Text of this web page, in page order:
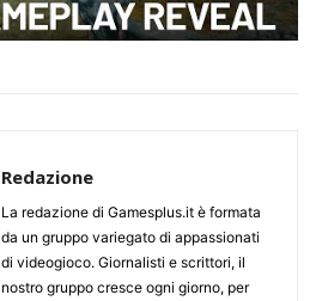
Redazione
La redazione di Gamesplus.it è formata
da un gruppo variegato di appassionati
di videogioco. Giornalisti e scrittori, il
nostro gruppo cresce ogni giorno, per